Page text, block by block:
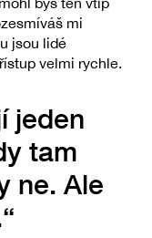
mi
jsou lidé
velmi rychle.
jeden
tam
ne. Ale